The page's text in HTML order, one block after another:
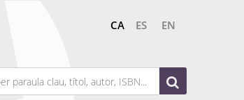
CA ES EN